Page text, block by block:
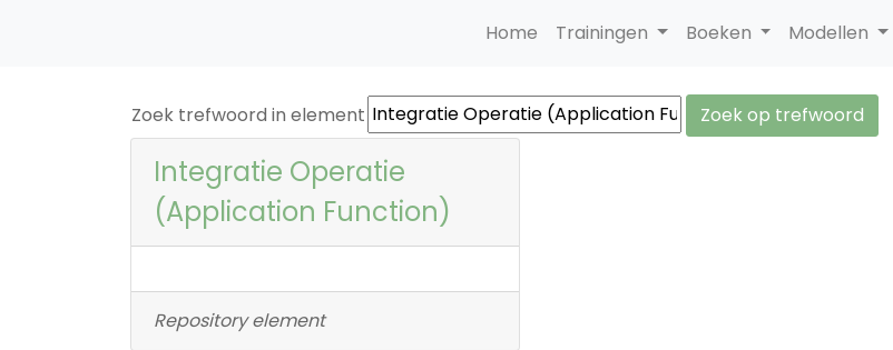
Home Trainingen Boeken Modellen
Zoek trefwoord in element
Integratie Operatie
(Application Function)
Repository element